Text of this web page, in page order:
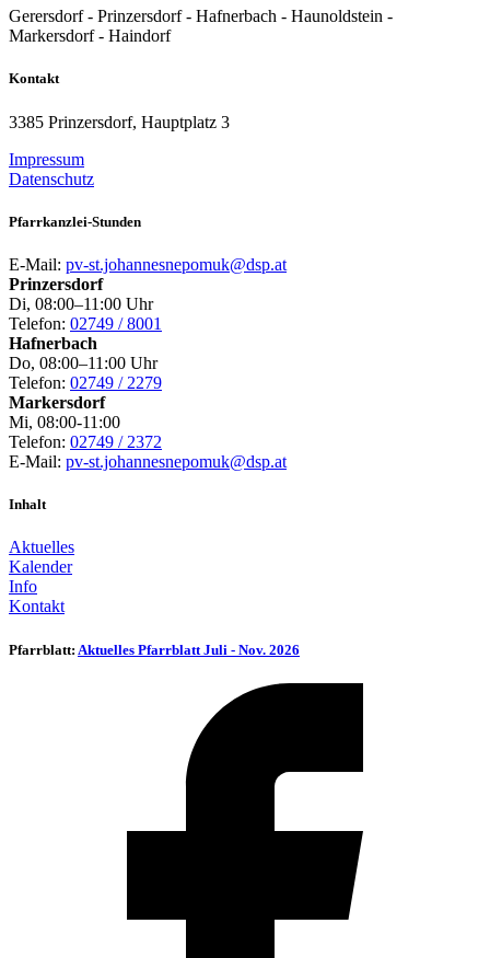
Gerersdorf - Prinzersdorf - Hafnerbach - Haunoldstein -
Markersdorf - Haindorf
Kontakt
3385 Prinzersdorf, Hauptplatz 3
Impressum
Datenschutz
Pfarrkanzlei-Stunden
E-Mail: pv-st.johannesnepomuk@dsp.at
Prinzersdorf
Di, 08:00–11:00 Uhr
Telefon: 02749 / 8001
Hafnerbach
Do, 08:00–11:00 Uhr
Telefon: 02749 / 2279
Markersdorf
Mi, 08:00-11:00
Telefon: 02749 / 2372
E-Mail: pv-st.johannesnepomuk@dsp.at
Inhalt
Aktuelles
Kalender
Info
Kontakt
Pfarrblatt: Aktuelles Pfarrblatt Juli - Nov. 2026